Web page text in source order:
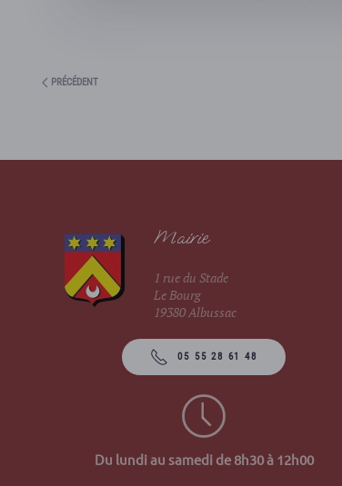
PRÉCÉDENT
Mairie
1 rue du Stade
Le Bourg
19380 Albussac
05 55 28 61 48
Du lundi au samedi de 8h30 à 12h00